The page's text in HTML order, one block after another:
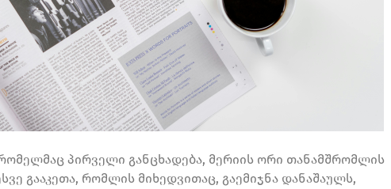
პირველი განცხადება, მერიის ორი თანამშრომლის
გააკეთა, რომლის მიხედვითაც, გაემიჯნა დანაშაულს,